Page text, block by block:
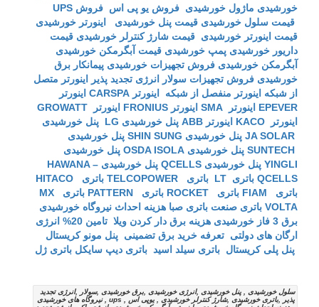
خورشیدی ماژول خورشیدی فروش یو پی اس فروش UPS
قیمت سلول خورشیدی قیمت پنل خورشیدی
اینورتر خورشیدی
قیمت اینورتر خورشیدی قیمت شارژ کنترلر خورشیدی قیمت
داریور خورشیدی پمپ خورشیدی قیمت آبگرمکن خورشیدی
آبگرمکن خورشیدی فروش تجهیزات خورشیدی پیمانکار برق
خورشیدی فروش تجهیزات سولار انرژی تجدید پذیر
اینورتر متصل
از شبکه اینورتر منفصل از شبکه اینورتر CARSPA
اینورتر
EPEVER اینورتر SMA اینورتر FRONIUS
اینورتر GROWATT
اینورتر KACO
اینورتر ABB پنل خورشیدی LG
پنل خورشیدی
پنل خورشیدی SHIN SUNG
پنل خورشیدی
پنل خورشیدی OSDA ISOLA
پنل خورشیدی
YINGLI پنل خورشیدی QCELLS
پنل خورشیدی HAWANA –
QCELLS باتری LT باتری TELCOPOWER
باتری HITACO
باتری FIAM
باتری ROCKET باتری PATTERN
باتری MX
VOLTA باتری صنعت باتری صبا هزینه احداث نیروگاه خورشیدی
برق 3 فاز خورشیدی
هزینه برق دار کردن ویلا
تامین 20% انرژی
ارگان های دولتی تعرفه خرید برق تضمینی پنل مونو کریستال
پنل پلی کریستال باتری سیلد اسید باتری دیپ سایکل باتری ژل
سلول خورشیدی , پنل خورشیدی ,انرژی خورشیدی ,برق خورشیدی ,سولار ,انرژی تجدید
پذیر ,باتری خورشیدی ,شارژ کنترلر خورشیدی , یوپی اس , ups , نیروگاه های خورشیدی